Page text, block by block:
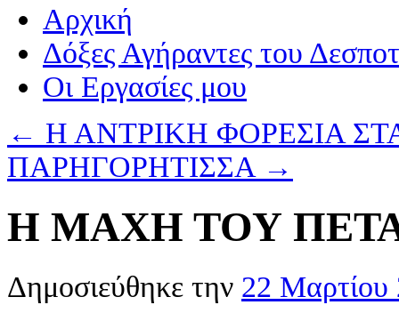
Αρχική
Δόξες Αγήραντες του
Οι Eργασίες μου
← Η ΑΝΤΡΙΚΗ ΦΟΡΕΣΙΑ
ΠΑΡΗΓΟΡΗΤΙΣΣΑ →
Η ΜΑΧΗ ΤΟΥ
Δημοσιεύθηκε την 22 Μαρτίου